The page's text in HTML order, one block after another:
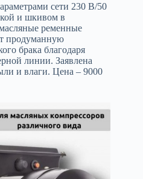
сети 230 В/50
и шкивом в
ременные
продуманную
брака благодаря
линии. Заявлена
и влаги. Цена – 9000